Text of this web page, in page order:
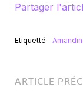
Partager
Etiquetté
ARTICLE